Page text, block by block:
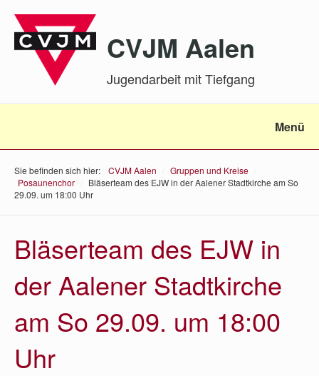
CVJM Aalen
Jugendarbeit mit Tiefgang
Menü
Sie befinden sich hier: CVJM Aalen Gruppen und Kreise
Posaunenchor
Bläserteam des EJW in der Aalener Stadtkirche am So
29.09. um 18:00 Uhr
Bläserteam des EJW in
der Aalener Stadtkirche
am So 29.09. um 18:00
Uhr